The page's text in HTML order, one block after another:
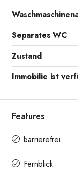
Separates WC
Zustand
Immobilie ist
Features
barrierefrei
Fernblick